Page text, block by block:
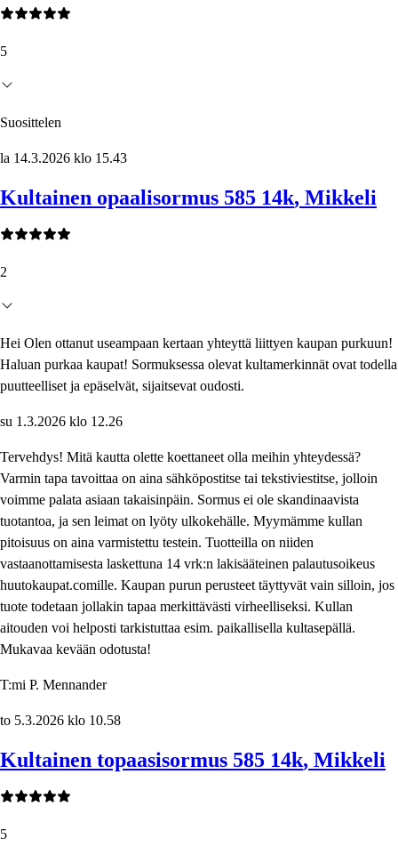
5
Suosittelen
la 14.3.2026 klo 15.43
Kultainen opaalisormus 585 14k, Mikkeli
2
Hei Olen ottanut useampaan kertaan yhteyttä liittyen kaupan purkuun!
Haluan purkaa kaupat! Sormuksessa olevat kultamerkinnät ovat todella
puutteelliset ja epäselvät, sijaitsevat oudosti.
su 1.3.2026 klo 12.26
Tervehdys! Mitä kautta olette koettaneet olla meihin yhteydessä?
Varmin tapa tavoittaa on aina sähköpostitse tai tekstiviestitse, jolloin
voimme palata asiaan takaisinpäin. Sormus ei ole skandinaavista
tuotantoa, ja sen leimat on lyöty ulkokehälle. Myymämme kullan
pitoisuus on aina varmistettu testein. Tuotteilla on niiden
vastaanottamisesta laskettuna 14 vrk:n lakisääteinen palautusoikeus
huutokaupat.comille. Kaupan purun perusteet täyttyvät vain silloin, jos
tuote todetaan jollakin tapaa merkittävästi virheelliseksi. Kullan
aitouden voi helposti tarkistuttaa esim. paikallisella kultasepällä.
Mukavaa kevään odotusta!
T:mi P. Mennander
to 5.3.2026 klo 10.58
Kultainen topaasisormus 585 14k, Mikkeli
5